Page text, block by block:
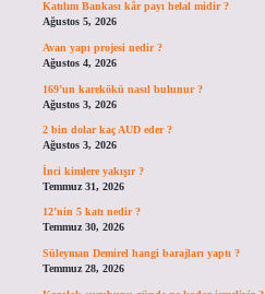
Katılım Bankası kâr payı helal midir ?
Ağustos 5, 2026
Avan yapı projesi nedir ?
Ağustos 4, 2026
169’un karekökü nasıl bulunur ?
Ağustos 3, 2026
2 bin dolar kaç AUD eder ?
Ağustos 3, 2026
İnci kimlere yakışır ?
Temmuz 31, 2026
12’nin 5 katı nedir ?
Temmuz 30, 2026
Süleyman Demirel hangi barajları yaptı ?
Temmuz 28, 2026